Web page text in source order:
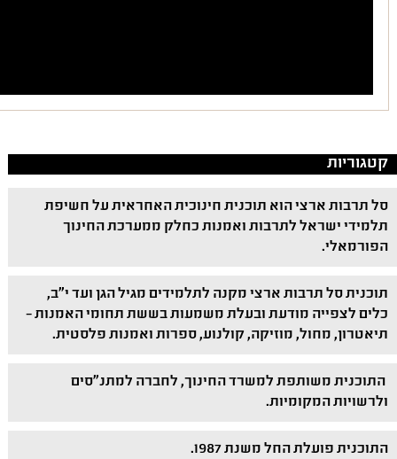
קטגוריות
סל תרבות ארצי הוא תוכנית חינוכית האחראית על חשיפת
תלמידי ישראל לתרבות ואמנות כחלק ממערכת החינוך
הפורמאלי.
תוכנית סל תרבות ארצי מקנה לתלמידים מגיל הגן ועד י"ב,
כלים לצפייה מודעת ובעלת משמעות בששת תחומי האמנות –
תיאטרון, מחול, מוזיקה, קולנוע, ספרות ואמנות פלסטית.
התוכנית משותפת למשרד החינוך, לחברה למתנ"סים
ולרשויות המקומיות.
התוכנית פועלת החל משנת 1987.